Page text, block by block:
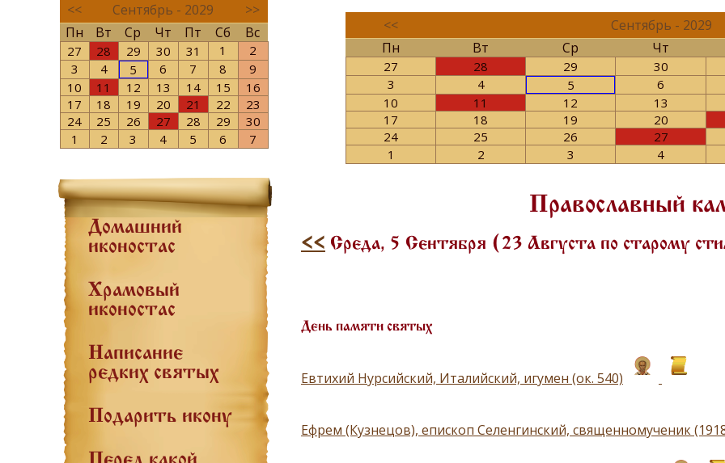
<< Сентябрь - 2029
>>
Пн
Вт Ср Чт Пт Сб Вс
27 28 29 30 31 1
2
3
4 5 6 7 8
9
10
11 12 13 14 15
16
17
18 19 20 21 22
23
24
25 26 27 28 29
30
1
2 3 4 5 6 7
Домашний
иконостас
Храмовый
иконостас
Написание
редких святых
Подарить икону
<<
Сентябрь - 2029
Пн
Вт Ср Чт
27 28 29
30
3
4 5
6
10
11 12
13
17
18 19
20
24
25 26
27
1
2 3 4
Православный
<< Среда, 5 Сентября (23 Августа по старому
День памяти святых
Евтихий Нурсийский, Италийский, игумен (ок. 540)
Ефрем (Кузнецов), епископ Селенгинский, священномученик